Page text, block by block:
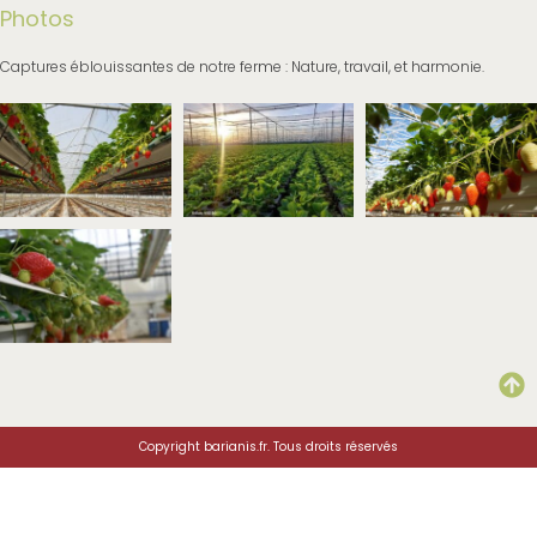
Photos
Captures éblouissantes de notre ferme : Nature, travail, et harmonie.
Copyright barianis.fr. Tous droits réservés